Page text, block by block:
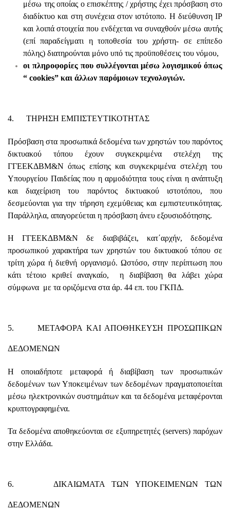
μέσω της οποίας ο επισκέπτης / χρήστης έχει πρόσβαση στο
διαδίκτυο και στη συνέχεια στον ιστότοπο. Η διεύθυνση ΙΡ
και λοιπά στοιχεία που ενδέχεται να συναχθούν μέσω αυτής
(επί παραδείγματι η τοποθεσία του χρήστη- σε επίπεδο
πόλης) διατηρούνται μόνο υπό τις προϋποθέσεις του νόμου,
οι πληροφορίες που συλλέγονται μέσω λογισμικού όπως
“ cookies” και άλλων παρόμοιων τεχνολογιών.
4. ΤΗΡΗΣΗ ΕΜΠΙΣΤΕΥΤΙΚΟΤΗΤΑΣ
Πρόσβαση στα προσωπικά δεδομένα των χρηστών του παρόντος
δικτυακού τόπου έχουν συγκεκριμένα στελέχη της
ΓΓΕΕΚΔΒΜ&Ν όπως επίσης και συγκεκριμένα στελέχη του
Υπουργείου Παιδείας που η αρμοδιότητα τους είναι η ανάπτυξη
και διαχείριση του παρόντος δικτυακού ιστοτόπου, που
δεσμεύονται για την τήρηση εχεμύθειας και εμπιστευτικότητας.
Παράλληλα, απαγορεύεται η πρόσβαση άνευ εξουσιοδότησης.
Η ΓΓΕΕΚΔΒΜ&Ν δε διαβιβάζει, κατ΄αρχήν, δεδομένα
προσωπικού χαρακτήρα των χρηστών του δικτυακού τόπου σε
τρίτη χώρα ή διεθνή οργανισμό. Ωστόσο, στην περίπτωση που
κάτι τέτοιο κριθεί αναγκαίο, η διαβίβαση θα λάβει χώρα
σύμφωνα με τα οριζόμενα στα άρ. 44 επ. του ΓΚΠΔ.
5. ΜΕΤΑΦΟΡΑ ΚΑΙ ΑΠΟΘΗΚΕΥΣΗ ΠΡΟΣΩΠΙΚΩΝ
ΔΕΔΟΜΕΝΩΝ
Η οποιαδήποτε μεταφορά ή διαβίβαση των προσωπικών
δεδομένων των Υποκειμένων των δεδομένων πραγματοποιείται
μέσω ηλεκτρονικών συστημάτων και τα δεδομένα μεταφέρονται
κρυπτογραφημένα.
Τα δεδομένα αποθηκεύονται σε εξυπηρετητές (servers) παρόχων
στην Ελλάδα.
6. ΔΙΚΑΙΩΜΑΤΑ ΤΩΝ ΥΠΟΚΕΙΜΕΝΩΝ ΤΩΝ
ΔΕΔΟΜΕΝΩΝ